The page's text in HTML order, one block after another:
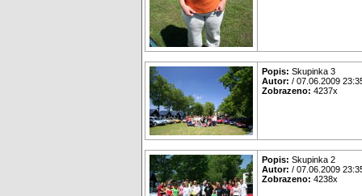
Popis: Skupinka 3
Autor: / 07.06.2009
Zobrazeno: 4237x
Popis: Skupinka 2
Autor: / 07.06.2009
Zobrazeno: 4238x